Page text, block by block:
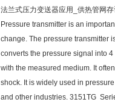
法兰式压力变送器应用_供热管网
Pressure transmitter is an
change. The pressure transmitter
converts the pressure signal into
with the measured medium. It
shock. It is widely used in
and other industries. 3151TG